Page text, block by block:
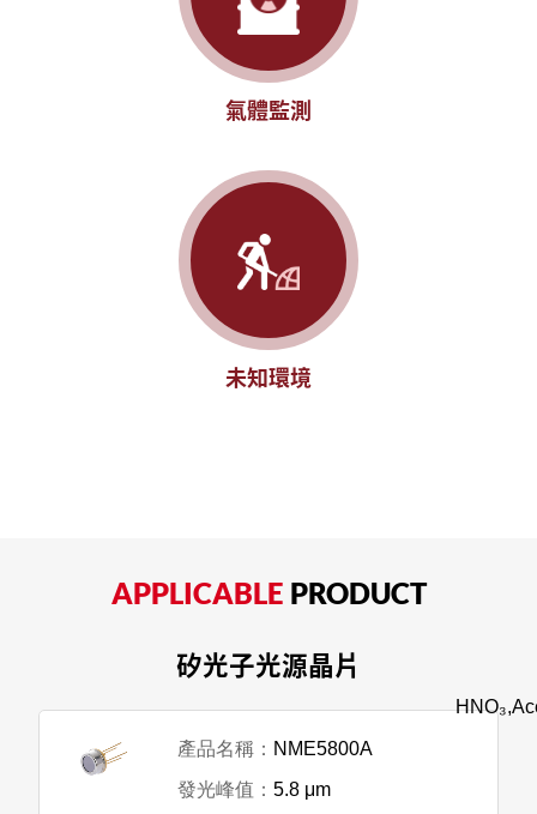
氣體監測
未知環境
APPLICABLE PRODUCT
矽光子光源晶片
NME5800A
5.8 μm